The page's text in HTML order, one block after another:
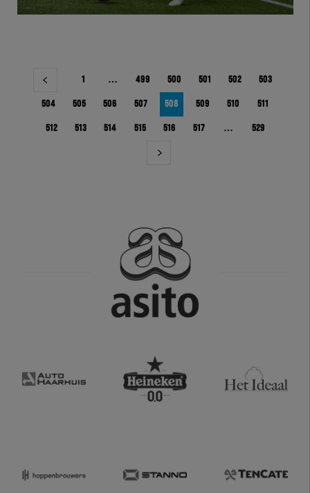
Berichtnavigatie
1 … 499 500 501 502 503
504 505 506 507 508 509 510 511
512 513 514 515 516 517 … 529